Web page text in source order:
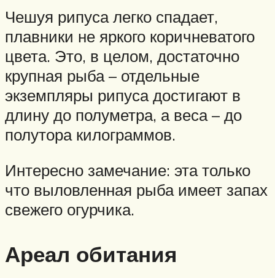
Чешуя рипуса легко спадает,
плавники не яркого коричневатого
цвета. Это, в целом, достаточно
крупная рыба – отдельные
экземпляры рипуса достигают в
длину до полуметра, а веса – до
полутора килограммов.
Интересно замечание: эта только
что выловленная рыба имеет запах
свежего огурчика.
Ареал обитания